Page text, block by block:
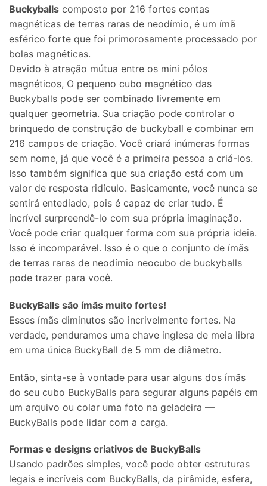
Buckyballs composto por 216 fortes contas
magnéticas de terras raras de neodímio, é um ímã
esférico forte que foi primorosamente processado por
bolas magnéticas.
Devido à atração mútua entre os mini pólos
magnéticos, O pequeno cubo magnético das
Buckyballs pode ser combinado livremente em
qualquer geometria. Sua criação pode controlar o
brinquedo de construção de buckyball e combinar em
216 campos de criação. Você criará inúmeras formas
sem nome, já que você é a primeira pessoa a criá-los.
Isso também significa que sua criação está com um
valor de resposta ridículo. Basicamente, você nunca se
sentirá entediado, pois é capaz de criar tudo. É
incrível surpreendê-lo com sua própria imaginação.
Você pode criar qualquer forma com sua própria ideia.
Isso é incomparável. Isso é o que o conjunto de ímãs
de terras raras de neodímio neocubo de buckyballs
pode trazer para você.
BuckyBalls são ímãs muito fortes!
Esses ímãs diminutos são incrivelmente fortes. Na
verdade, penduramos uma chave inglesa de meia libra
em uma única BuckyBall de 5 mm de diâmetro.
Então, sinta-se à vontade para usar alguns dos ímãs
do seu cubo BuckyBalls para segurar alguns papéis em
um arquivo ou colar uma foto na geladeira —
BuckyBalls pode lidar com a carga.
Formas e designs criativos de BuckyBalls
Usando padrões simples, você pode obter estruturas
legais e incríveis com BuckyBalls, da pirâmide, esfera,